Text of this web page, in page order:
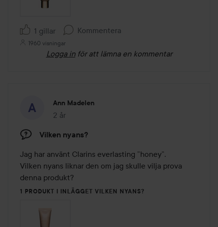
1 gillar Kommentera
1960 visningar
Logga in för att lämna en kommentar
Ann Madelen
2 år
Inlägget skapades 2 år
Vilken nyans?
Jag har använt Clarins everlasting ”honey”.
Vilken nyans liknar den om jag skulle vilja prova
denna produkt?
1 PRODUKT I INLÄGGET VILKEN NYANS?